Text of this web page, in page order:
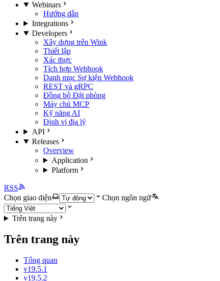
Webinars
Hướng dẫn
Integrations
Developers
Xây dựng trên Wink
Thiết lập
Xác thực
Tích hợp Webhook
Danh mục Sự kiện Webhook
REST và gRPC
Đồng bộ Đặt phòng
Máy chủ MCP
Kỹ năng AI
Định vị địa lý
API
Releases
Overview
Application
Platform
RSS
Chọn giao diện
Chọn ngôn ngữ
Trên trang này
Trên trang này
Tổng quan
v19.5.1
v19.5.2